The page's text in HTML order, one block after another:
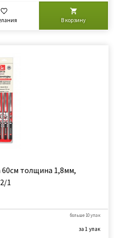
В корзину
толщина 1,8мм,
1
больше 10 упак
за 1 упак